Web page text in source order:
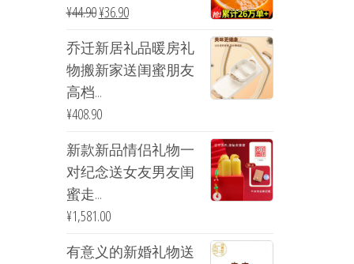
¥44.90¥36.90
乔迁新居礼品暖房礼
物搬新家送闺蜜朋友
高档...
¥408.90
新款新品情侣礼物一
对纪念送女友男友闺
蜜走...
¥1,581.00
有意义的新婚礼物送